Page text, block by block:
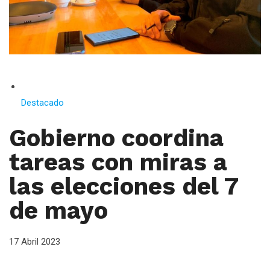
Destacado
Gobierno coordina
tareas con miras a
las elecciones del 7
de mayo
17 Abril 2023